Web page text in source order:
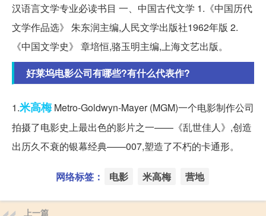
汉语言文学专业必读书目 一、中国古代文学 1.《中国历代
文学作品选》 朱东润主编,人民文学出版社1962年版 2.
《中国文学史》 章培恒,骆玉明主编,上海文艺出版。
好莱坞电影公司有哪些?有什么代表作?
1.米高梅Metro-Goldwyn-Mayer (MGM)一个电影制作公司
拍摄了电影史上最出色的影片之一——《乱世佳人》,创造
出历久不衰的银幕经典——007,塑造了不朽的卡通形。
网络标签： 电影 米高梅 营地
上一篇